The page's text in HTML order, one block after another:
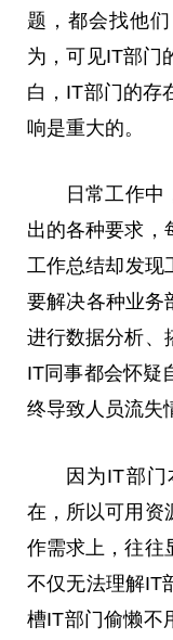
题，都会找他
为，可见IT部门
白，IT部门的存
响是重大的。
日常工作中
出的各种要求，
工作总结却发现
要解决各种业务
进行数据分析、
IT同事都会怀疑
终导致人员流失
因为IT部
在，所以可用资
作需求上，往往
不仅无法理解IT
槽IT部门偷懒不